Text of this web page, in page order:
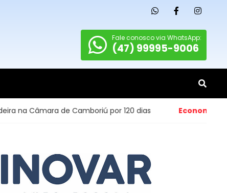
Fale conosco via WhatsApp:
(47) 99995-9006
de Camboriú por 120 dias Economia - Abertura de